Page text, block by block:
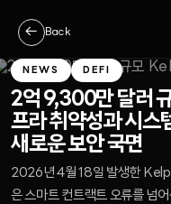
← Back
NEWS DEFI
2억 9,300만 달러
프라 취약성과 시스
새로운 보안 국면
2026년 4월 18일 발생한
은 스마트 컨트랙트 오류를 넘